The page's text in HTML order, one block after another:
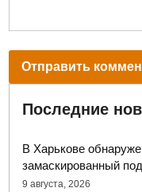
Последние
В Харькове
замаскированный
9 августа, 2026